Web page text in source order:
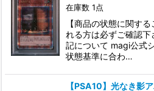
在庫数 1点
【商品の状態に関す
れる方は必ずご確認
記について magi公式
状態基準に合わ…
【PSA10】光なき影